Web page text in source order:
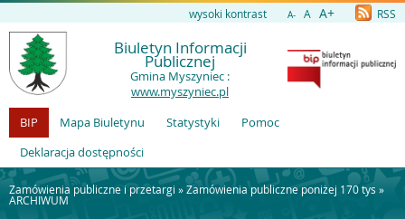
wysoki kontrast A- A A+ RSS
Biuletyn Informacji
Publicznej
Gmina Myszyniec :
www.myszyniec.pl
BIP
Mapa Biuletynu Statystyki
Pomoc
Deklaracja dostępności
Zamówienia publiczne i przetargi »Zamówienia publiczne poniżej 170 tys »
ARCHIWUM